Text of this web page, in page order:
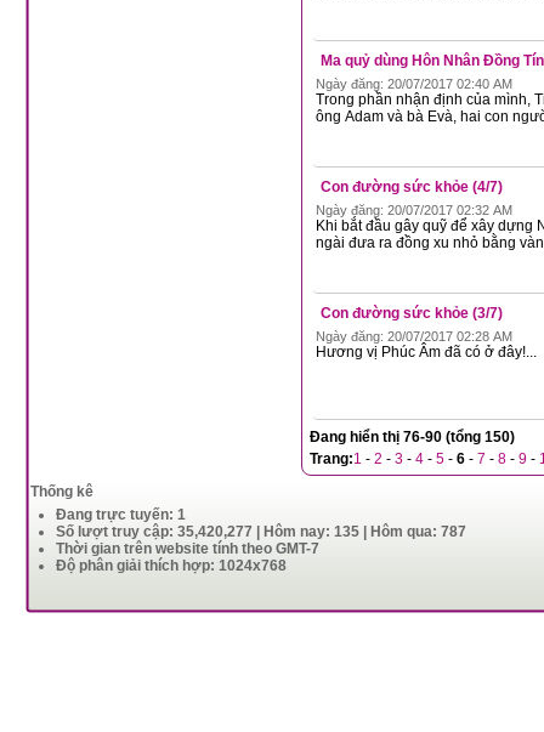
Ma quỷ dùng Hôn Nhân Đồng
Ngày đăng: 20/07/2017 02:40 AM
Trong phần nhận định của mình,
ông Adam và bà Evà, hai con
Con đường sức khỏe (4/7)
Ngày đăng: 20/07/2017 02:32 AM
Khi bắt đầu gây quỹ để xây dựng
ngài đưa ra đồng xu nhỏ bằng
Con đường sức khỏe (3/7)
Ngày đăng: 20/07/2017 02:28 AM
Hương vị Phúc Âm đã có ở đây!...
Đang hiển thị 76-90 (tổng 150)
Trang:1 - 2 - 3 - 4 - 5 - 6 - 7 - 8 - 9 -
Thống kê
Đang trực tuyến: 1
Số lượt truy cập: 35,420,277 | Hôm nay: 135 | Hôm qua: 787
Thời gian trên website tính theo GMT-7
Độ phân giải thích hợp: 1024x768